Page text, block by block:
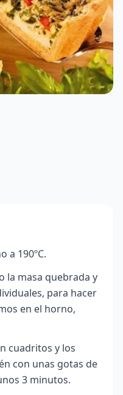
a 190ºC.
la masa quebrada y
para hacer
en el horno,
cuadritos y los
con unas gotas de
3 minutos.